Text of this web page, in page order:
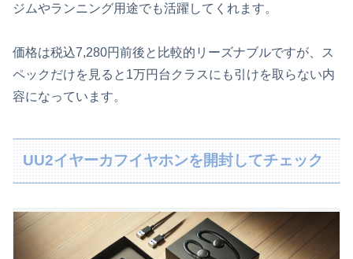
ジムやランニング用途でも活躍してくれます。
価格は税込7,280円前後と比較的リーズナブルですが、ス
ペックだけを見ると1万円台クラスにも引けを取らない内
容になっています。
UU2イヤーカフイヤホンを開封してチェック